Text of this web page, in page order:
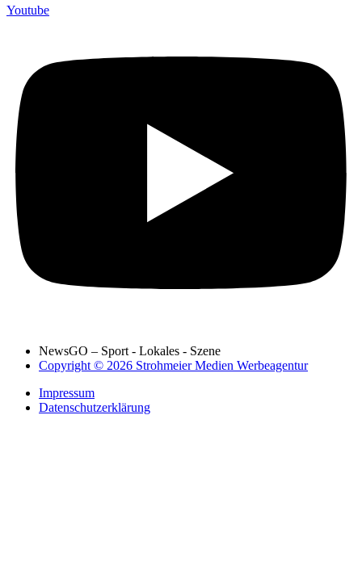
Youtube
NewsGO – Sport - Lokales - Szene
Copyright © 2026 Strohmeier Medien Werbeagentur
Impressum
Datenschutzerklärung